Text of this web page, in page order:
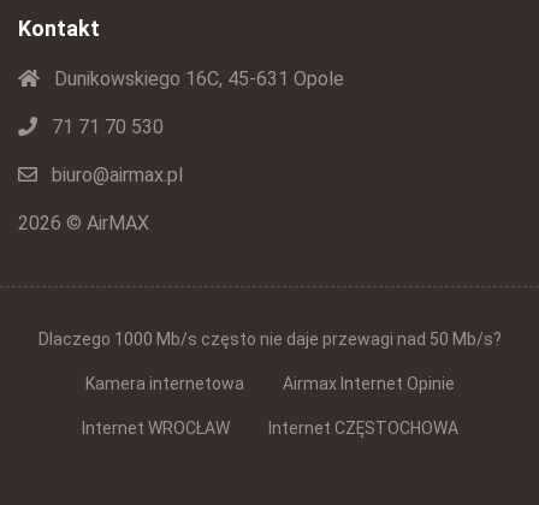
Kontakt
Dunikowskiego 16C, 45-631 Opole
71 71 70 530
biuro@airmax.pl
2026 © AirMAX
Dlaczego 1000 Mb/s często nie daje przewagi nad 50 Mb/s?
Kamera internetowa Airmax Internet Opinie
Internet WROCŁAW Internet CZĘSTOCHOWA